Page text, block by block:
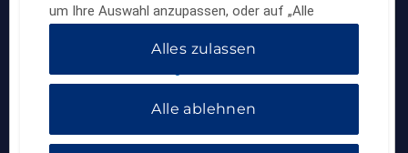
Die Webservices umfassen unsere Websites, mobilen
Websites und sonstigen Internet- oder Funkmedien, über die
wir Ihnen Inhalte anbieten oder Inhalte von Ihnen empfangen,
installierte Software-Anwendungen (insbesondere Desktop-,
Mobiltelefon- und Tablet-Anwendungen,
Internetforen, Text-/SMS-Nachrichten, E-Mail-Nachrichten,
um Ihre Auswahl anzupassen, oder auf „Alle
ablehnen“, um nur wichtige Cookies zuzulassen.
Weitere Informationen finden Sie in unserer
Alles zulassen
Alle ablehnen